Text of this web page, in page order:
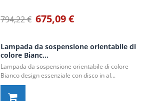
794,22 € 675,09 €
Lampada da sospensione orientabile di
colore Bianc...
Lampada da sospensione orientabile di colore
Bianco design essenziale con disco in al...